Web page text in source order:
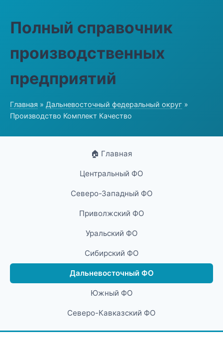
Полный справочник
производственных
предприятий
Главная » Дальневосточный федеральный округ »
Производство Комплект Качество
🏠 Главная
Центральный ФО
Северо-Западный ФО
Приволжский ФО
Уральский ФО
Сибирский ФО
Дальневосточный ФО
Южный ФО
Северо-Кавказский ФО